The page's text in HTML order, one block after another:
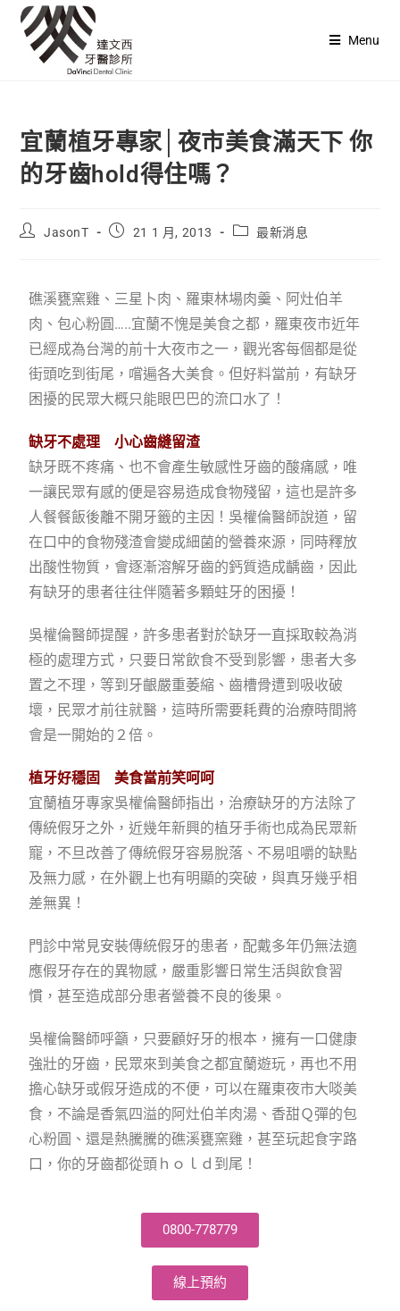
Menu
宜蘭植牙專家│夜市美食滿天下 你
的牙齒hold得住嗎？
JasonT 21 1 月, 2013 最新消息
礁溪甕窯雞、三星卜肉、羅東林場肉羹、阿灶伯羊
肉、包心粉圓…..宜蘭不愧是美食之都，羅東夜市近年
已經成為台灣的前十大夜市之一，觀光客每個都是從
街頭吃到街尾，嚐遍各大美食。但好料當前，有缺牙
困擾的民眾大概只能眼巴巴的流口水了！
缺牙不處理 小心齒縫留渣
缺牙既不疼痛、也不會產生敏感性牙齒的酸痛感，唯
一讓民眾有感的便是容易造成食物殘留，這也是許多
人餐餐飯後離不開牙籤的主因！吳權倫醫師說道，留
在口中的食物殘渣會變成細菌的營養來源，同時釋放
出酸性物質，會逐漸溶解牙齒的鈣質造成齲齒，因此
有缺牙的患者往往伴隨著多顆蛀牙的困擾！
吳權倫醫師提醒，許多患者對於缺牙一直採取較為消
極的處理方式，只要日常飲食不受到影響，患者大多
置之不理，等到牙齦嚴重萎縮、齒槽骨遭到吸收破
壞，民眾才前往就醫，這時所需要耗費的治療時間將
會是一開始的２倍。
植牙好穩固 美食當前笑呵呵
宜蘭植牙專家吳權倫醫師指出，治療缺牙的方法除了
傳統假牙之外，近幾年新興的植牙手術也成為民眾新
寵，不旦改善了傳統假牙容易脫落、不易咀嚼的缺點
及無力感，在外觀上也有明顯的突破，與真牙幾乎相
差無異！
門診中常見安裝傳統假牙的患者，配戴多年仍無法適
應假牙存在的異物感，嚴重影響日常生活與飲食習
慣，甚至造成部分患者營養不良的後果。
吳權倫醫師呼籲，只要顧好牙的根本，擁有一口健康
強壯的牙齒，民眾來到美食之都宜蘭遊玩，再也不用
擔心缺牙或假牙造成的不便，可以在羅東夜市大啖美
食，不論是香氣四溢的阿灶伯羊肉湯、香甜Ｑ彈的包
心粉圓、還是熱騰騰的礁溪甕窯雞，甚至玩起食字路
口，你的牙齒都從頭ｈｏｌｄ到尾！
0800-778779
線上預約